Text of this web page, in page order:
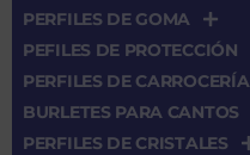
PERFILES DE GOMA
PEFILES DE PROTECCIÓN
PERFILES DE CARROCERÍA
BURLETES PARA CANTOS
PERFILES DE CRISTALES